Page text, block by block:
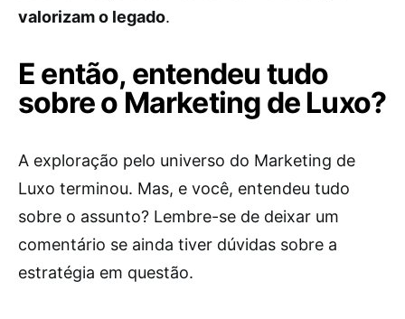
valorizam o legado.
E então, entendeu tudo
sobre o Marketing de Luxo?
A exploração pelo universo do Marketing de
Luxo terminou. Mas, e você, entendeu tudo
sobre o assunto? Lembre-se de deixar um
comentário se ainda tiver dúvidas sobre a
estratégia em questão.